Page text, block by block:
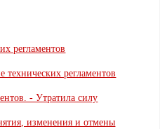
регламентов
регламентов
- Утратила силу
изменения и отмены